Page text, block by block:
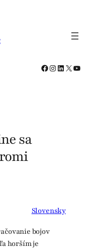
Facebook
Instagram
LinkedIn
X
sa
Slovensky
bojov
horším je